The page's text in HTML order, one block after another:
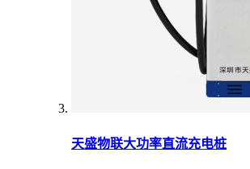
天盛物联大功率直流充电桩